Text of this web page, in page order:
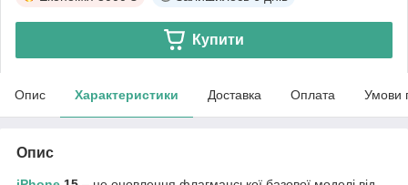
Купити
Опис Характеристики Доставка Оплата Умови
Опис